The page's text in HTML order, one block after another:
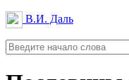
В.И. Даль